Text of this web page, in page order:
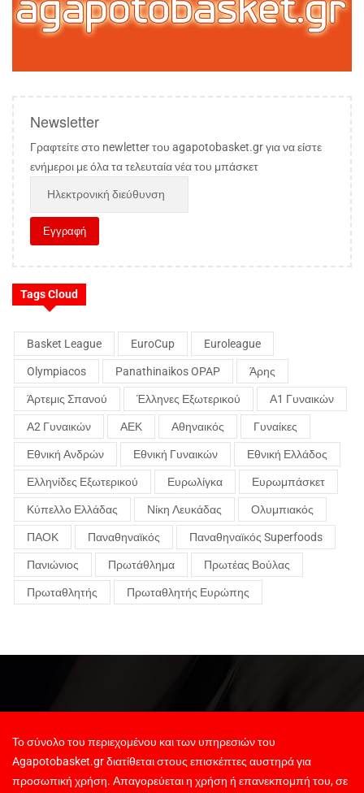
Newsletter
Γραφτείτε στο newletter του agapotobasket.gr για να είστε
ενήμεροι με όλα τα τελευταία νέα του μπάσκετ
Tags Cloud
Basket League EuroCup Euroleague
Olympiacos Panathinaikos OPAP Άρης
Άρτεμις Σπανού Έλληνες Εξωτερικού Α1 Γυναικών
Α2 Γυναικών ΑΕΚ Αθηναικός Γυναίκες
Εθνική Ανδρών Εθνική Γυναικών Εθνική Ελλάδος
Ελληνίδες Εξωτερικού Ευρωλίγκα Ευρωμπάσκετ
Κύπελλο Ελλάδας Νίκη Λευκάδας Ολυμπιακός
ΠΑΟΚ Παναθηναϊκός Παναθηναϊκός Superfoods
Πανιώνιος Πρωτάθλημα Πρωτέας Βούλας
Πρωταθλητής Πρωταθλητής Ευρώπης
Το σύνολο του περιεχομένου και των υπηρεσιών του
Agapotobasket.gr διατίθεται στους επισκέπτες αυστηρά για
προσωπική χρήση. Απαγορεύεται η χρήση ή επανεκπομπή του, σε